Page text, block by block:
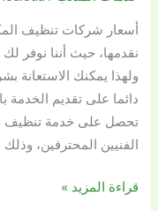
أسعار شركات تنظيف
نقدمها، حيث أننا نوفر
ولهذا يمكنك الاستعانة
دائما على تقديم الخدمة
تحصل على خدمة تنظيف
الفنيين المحترفين،
بالمذنب
اللؤلؤة
قراءة المزيد »